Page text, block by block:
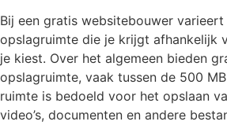
Bij een gratis websitebouwer
opslagruimte die je krijgt afhankelijk
je kiest. Over het algemeen bieden
opslagruimte, vaak tussen de 500
ruimte is bedoeld voor het opslaan
video’s, documenten en andere